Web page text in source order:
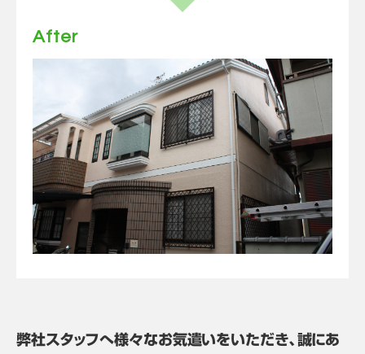
After
弊社スタッフへ様々なお気遣いをいただき、誠にあ